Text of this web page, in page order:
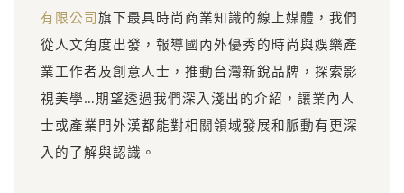
有限公司旗下最具時尚商業知識的線上媒體，我們
從人文角度出發，報導國內外優秀的時尚與娛樂產
業工作者及創意人士，推動台灣新銳品牌，探索影
視美學…期望透過我們深入淺出的介紹，讓業內人
士或產業門外漢都能對相關領域發展和脈動有更深
入的了解與認識。